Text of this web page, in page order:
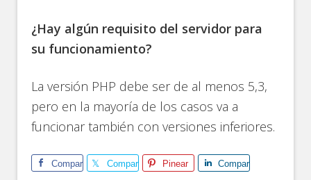
¿Hay algún requisito del servidor para
su funcionamiento?
La versión PHP debe ser de al menos 5,3,
pero en la mayoría de los casos va a
funcionar también con versiones inferiores.
Comparte Comparte Pinear Comparte